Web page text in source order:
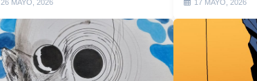
26 MAYO, 2026 17 MAYO, 2026